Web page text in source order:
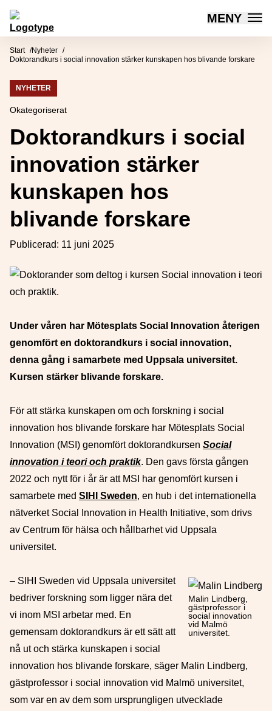
Hoppa till innehåll
Mötesplatsen Social Innovation MENY
Start
Nyheter
Doktorandkurs i social innovation stärker kunskapen hos blivande forskare
NYHETER
Okategoriserat
Doktorandkurs i social
innovation stärker
kunskapen hos
blivande forskare
Publicerad: 11 juni 2025
Under våren har Mötesplats Social Innovation återigen
genomfört en doktorandkurs i social innovation,
denna gång i samarbete med Uppsala universitet.
Kursen stärker blivande forskare.
För att stärka kunskapen om och forskning i social
innovation hos blivande forskare har Mötesplats Social
Innovation (MSI) genomfört doktorandkursen Social
innovation i teori och praktik. Den gavs första gången
2022 och nytt för i år är att MSI har genomfört kursen i
samarbete med SIHI Sweden, en hub i det internationella
nätverket Social Innovation in Health Initiative, som drivs
av Centrum för hälsa och hållbarhet vid Uppsala
universitet.
Malin Lindberg,
gästprofessor i
social innovation
vid Malmö
universitet.
– SIHI Sweden vid Uppsala universitet
bedriver forskning som ligger nära det
vi inom MSI arbetar med. En
gemensam doktorandkurs är ett sätt att
nå ut och stärka kunskapen i social
innovation hos blivande forskare, säger Malin Lindberg,
gästprofessor i social innovation vid Malmö universitet,
som var en av dem som ursprungligen utvecklade